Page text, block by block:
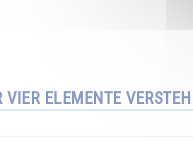
VIER ELEMENTE